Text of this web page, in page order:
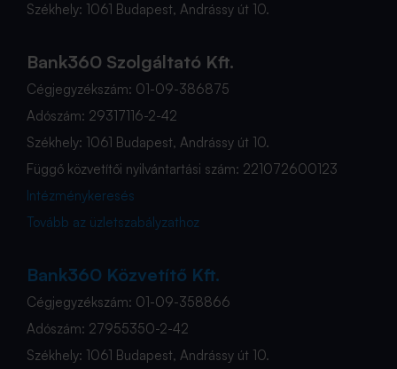
Székhely: 1061 Budapest, Andrássy út 10.
Bank360 Szolgáltató Kft.
Cégjegyzékszám: 01-09-386875
Adószám: 29317116-2-42
Székhely: 1061 Budapest, Andrássy út 10.
Függő közvetítői nyilvántartási szám: 221072600123
Intézménykeresés
Tovább az üzletszabályzathoz
Bank360 Közvetítő Kft.
Cégjegyzékszám: 01-09-358866
Adószám: 27955350-2-42
Székhely: 1061 Budapest, Andrássy út 10.